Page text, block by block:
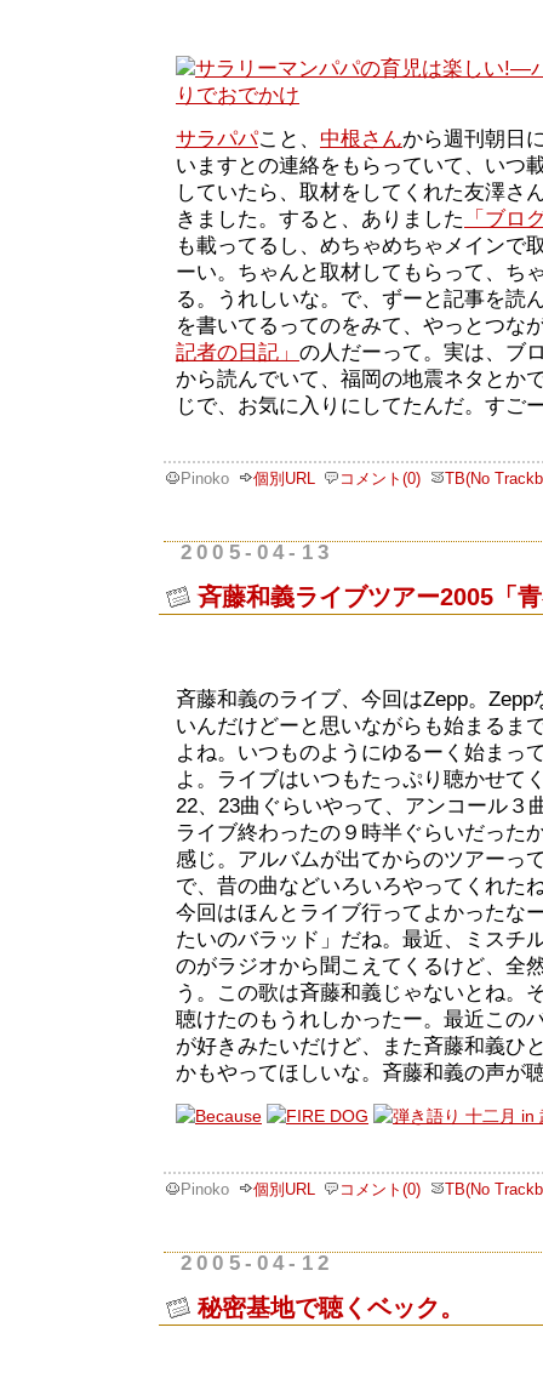
サラパパこと、 中根さんから週刊朝日
いますとの連絡をもらっていて、いつ
していたら、取材をしてくれた友澤さ
きました。すると、ありました
「ブロ
も載ってるし、めちゃめちゃメインで
ーい。ちゃんと取材してもらって、ち
る。うれしいな。で、ずーと記事を読
を書いてるってのをみて、やっとつな
記者の日記」 の人だーって。実は、ブ
から読んでいて、福岡の地震ネタとか
じで、お気に入りにしてたんだ。すご
Pinoko 個別URL コメント(0) TB(No
2005-04-13
斉藤和義ライブツアー2005「
斉藤和義のライブ、今回はZepp。
いんだけどーと思いながらも始まるま
よね。いつものようにゆるーく始まっ
よ。ライブはいつもたっぷり聴かせて
22、23曲ぐらいやって、アンコール３
ライブ終わったの９時半ぐらいだった
感じ。アルバムが出てからのツアーっ
で、昔の曲などいろいろやってくれた
今回はほんとライブ行ってよかったな
たいのバラッド」だね。最近、ミスチ
のがラジオから聞こえてくるけど、全
う。この歌は斉藤和義じゃないとね。
聴けたのもうれしかったー。最近この
が好きみたいだけど、また斉藤和義ひ
かもやってほしいな。斉藤和義の声が
Pinoko 個別URL コメント(0) TB(No
2005-04-12
秘密基地で聴くベック。